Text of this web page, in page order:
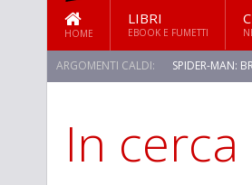
HOME
LIBRI
EBOOK E FUMETTI
ARGOMENTI CALDI: SPIDER-MAN:
In cerca